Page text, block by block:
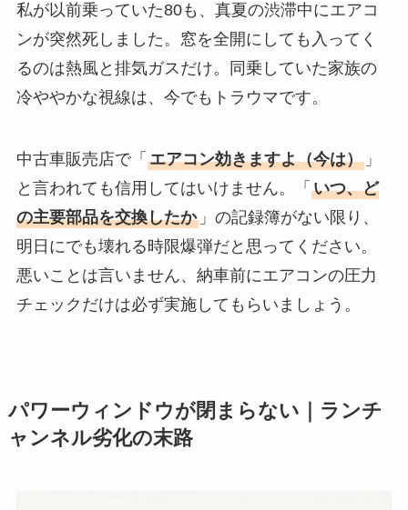
私が以前乗っていた80も、真夏の渋滞中にエアコ
ンが突然死しました。窓を全開にしても入ってく
るのは熱風と排気ガスだけ。同乗していた家族の
冷ややかな視線は、今でもトラウマです。
中古車販売店で「 エアコン効きますよ（今は）」
と言われても信用してはいけません。「 いつ、ど
の主要部品を交換したか」の記録簿がない限り、
明日にでも壊れる時限爆弾だと思ってください。
悪いことは言いません、納車前にエアコンの圧力
チェックだけは必ず実施してもらいましょう。
パワーウィンドウが閉まらない｜ランチ
ャンネル劣化の末路